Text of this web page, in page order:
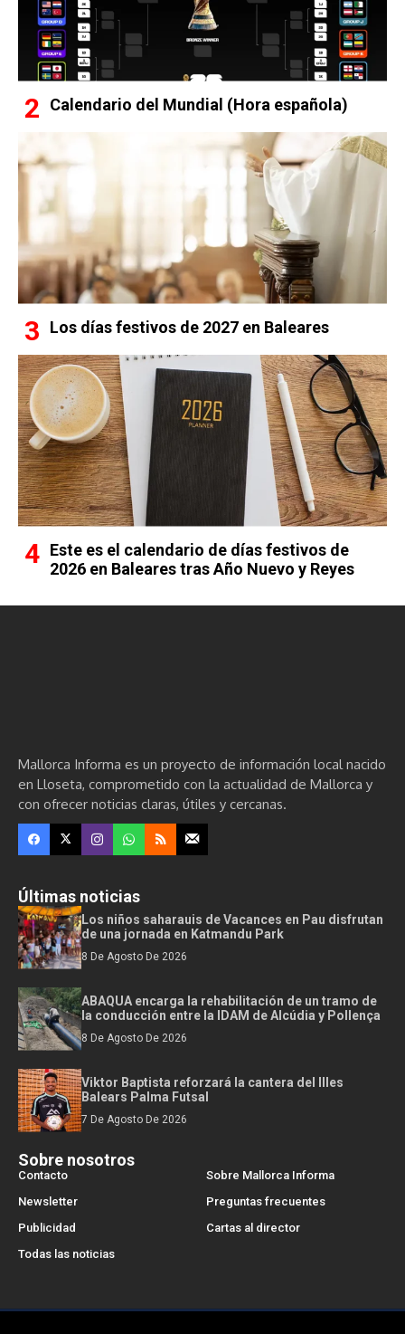
Calendario del Mundial (Hora española)
Los días festivos de 2027 en Baleares
Este es el calendario de días festivos de
2026 en Baleares tras Año Nuevo y Reyes
Mallorca Informa es un proyecto de información local nacido
en Lloseta, comprometido con la actualidad de Mallorca y
con ofrecer noticias claras, útiles y cercanas.
Últimas noticias
Los niños saharauis de Vacances en Pau disfrutan
de una jornada en Katmandu Park
8 De Agosto De 2026
ABAQUA encarga la rehabilitación de un tramo de
la conducción entre la IDAM de Alcúdia y Pollença
8 De Agosto De 2026
Viktor Baptista reforzará la cantera del Illes
Balears Palma Futsal
7 De Agosto De 2026
Sobre nosotros
Contacto
Sobre Mallorca Informa
Newsletter
Preguntas frecuentes
Publicidad
Cartas al director
Todas las noticias